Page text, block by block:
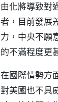
由化將導致對
者，目前發展
力，中央不願
的不滿程度更
在國際情勢方
對美國也不具